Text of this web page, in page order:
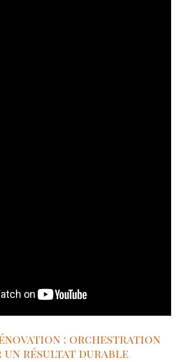
: orchestration
un résultat durable